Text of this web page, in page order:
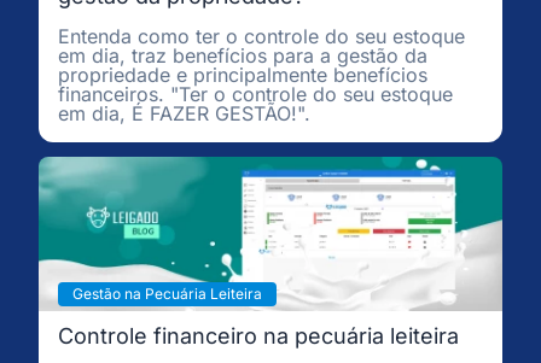
Entenda como ter o controle do seu estoque
em dia, traz benefícios para a gestão da
propriedade e principalmente benefícios
financeiros. "Ter o controle do seu estoque
em dia, É FAZER GESTÃO!".
Gestão na Pecuária Leiteira
Controle financeiro na pecuária leiteira